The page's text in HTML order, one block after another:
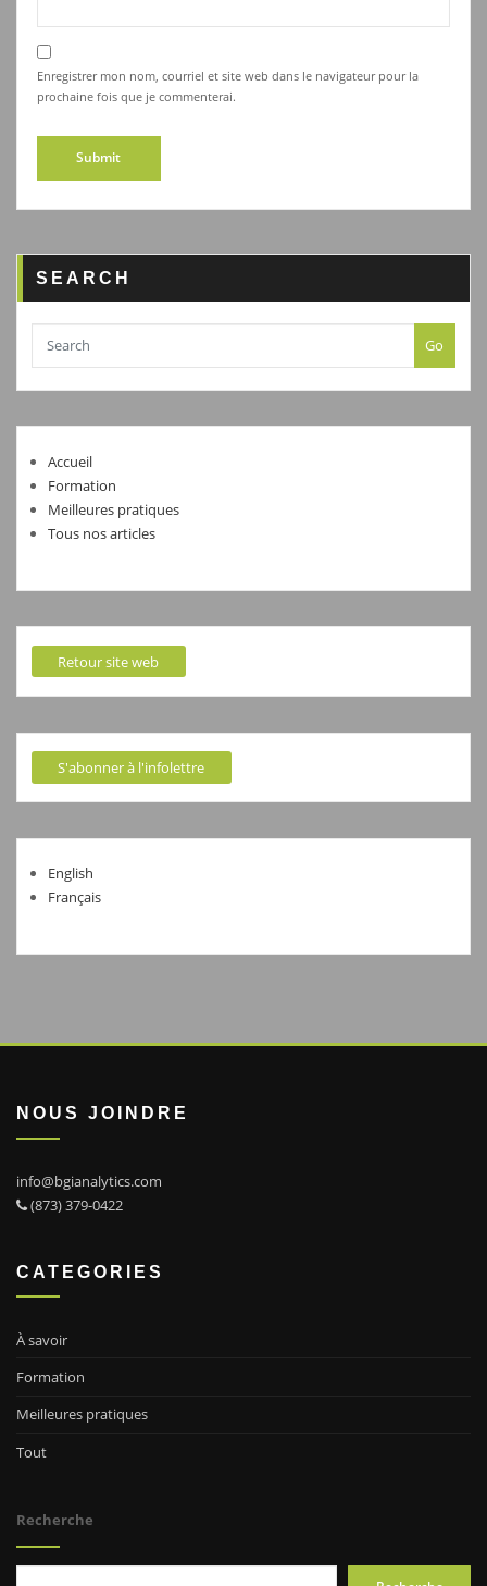
Enregistrer mon nom, courriel et site web dans le navigateur pour la
prochaine fois que je commenterai.
SEARCH
Go
Accueil
Formation
Meilleures pratiques
Tous nos articles
Retour site web
S'abonner à l'infolettre
English
Français
NOUS JOINDRE
info@bgianalytics.com
(873) 379-0422
CATEGORIES
À savoir
Formation
Meilleures pratiques
Tout
Recherche